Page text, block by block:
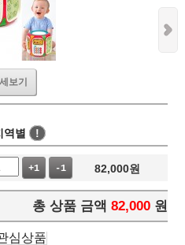
보기
역별 !
+1 -1 82,000원
총 상품 금액 82,000 원
심상품